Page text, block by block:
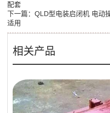
配套
下一篇： QLD型电装启闭机 电动
适用
相关产品